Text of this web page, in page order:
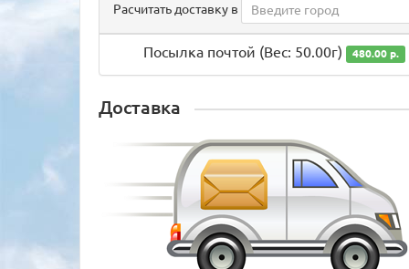
Расчитать доставку в
Посылка почтой (Вес: 50.00г) 480.00 р.
Доставка